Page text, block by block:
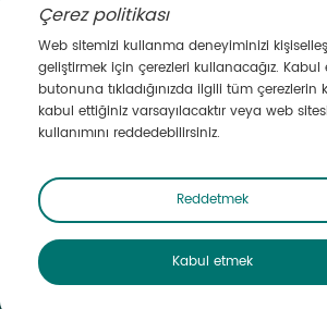
a
İletişim
e Geçin
Telif Hakkı © Wuxi Yuanmei Filtration &
Çerez politikası
Web sitemizi kullanma deneyiminizi
geliştirmek için çerezleri kullanacağız. Kabul
butonuna tıkladığınızda ilgili tüm çerezlerin
kabul ettiğiniz varsayılacaktır veya web
kullanımını reddedebilirsiniz.
Reddetmek
Kabul etmek